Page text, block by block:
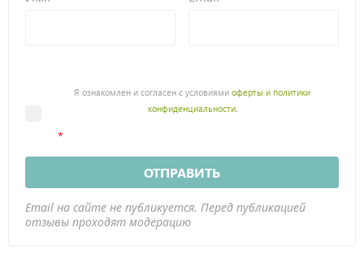
Я ознакомлен и согласен с условиямиоферты и политики
конфиденциальности.
ОТПРАВИТЬ
Email на сайте не публикуется. Перед публикацией
отзывы проходят модерацию